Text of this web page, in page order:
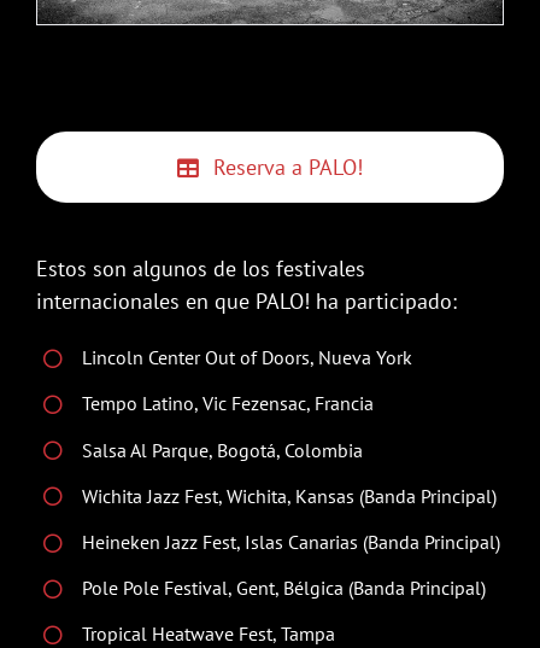
Reserva a PALO!
Estos son algunos de los festivales
internacionales en que PALO! ha participado:
Lincoln Center Out of Doors, Nueva York
Tempo Latino, Vic Fezensac, Francia
Salsa Al Parque, Bogotá, Colombia
Wichita Jazz Fest, Wichita, Kansas (Banda Principal)
Heineken Jazz Fest, Islas Canarias (Banda Principal)
Pole Pole Festival, Gent, Bélgica (Banda Principal)
Tropical Heatwave Fest, Tampa